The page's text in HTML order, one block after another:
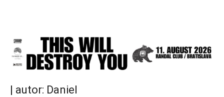
| autor: Daniel